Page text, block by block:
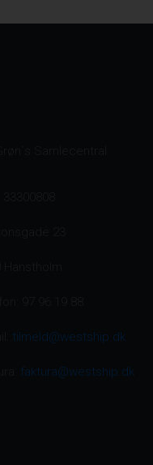
tilmeld@westship.dk
faktura@westship.dk